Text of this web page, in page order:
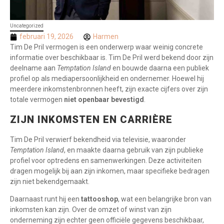
Uncategorized
februari 19, 2026
Harmen
Tim De Pril vermogen is een onderwerp waar weinig concrete
informatie over beschikbaar is. Tim De Pril werd bekend door zijn
deelname aan Temptation Islanden bouwde daarna een publiek
profiel op als mediapersoonlijkheid en ondernemer. Hoewel hij
meerdere inkomstenbronnen heeft, zijn exacte cijfers over zijn
totale vermogen niet openbaar bevestigd .
ZIJN INKOMSTEN EN CARRIÈRE
Tim De Pril verwierf bekendheid via televisie, waaronder
Temptation Island, en maakte daarna gebruik van zijn publieke
profiel voor optredens en samenwerkingen. Deze activiteiten
dragen mogelijk bij aan zijn inkomen, maar specifieke bedragen
zijn niet bekendgemaakt.
Daarnaast runt hij een tattooshop, wat een belangrijke bron van
inkomsten kan zijn. Over de omzet of winst van zijn
onderneming zijn echter geen officiële gegevens beschikbaar,